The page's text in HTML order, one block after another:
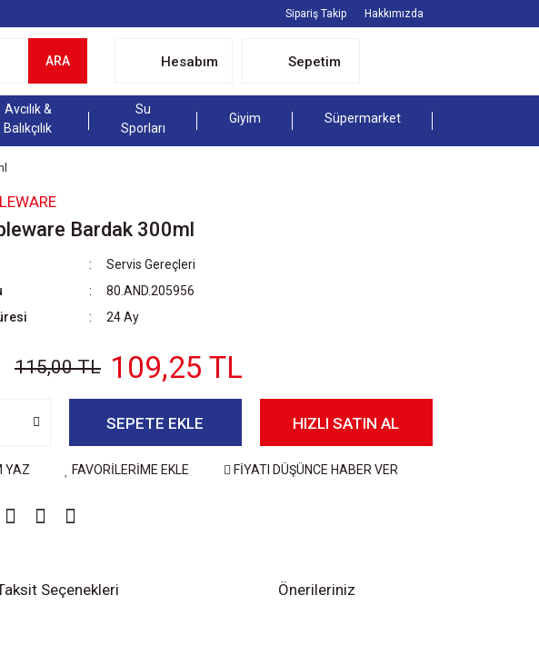
Sipariş Takip Hakkımızda
ARA Hesabım Sepetim
Avcılık &
Balıkçılık
Su
Sporları
Giyim Süpermarket
Bardak 300ml
Servis Gereçleri
80.AND.205956
24 Ay
115,00 TL 109,25 TL
SEPETE EKLE HIZLI SATIN AL
YAZ FAVORİLERİME EKLE FİYATI DÜŞÜNCE HABER VER
Seçenekleri Önerileriniz